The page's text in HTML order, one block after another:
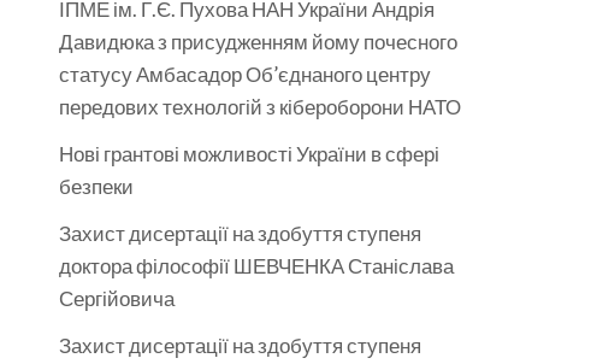
ІПМЕ ім. Г.Є. Пухова НАН України Андрія
Давидюка з присудженням йому почесного
статусу Амбасадор Об’єднаного центру
передових технологій з кібероборони НАТО
Нові грантові можливості України в сфері
безпеки
Захист дисертації на здобуття ступеня
доктора філософії ШЕВЧЕНКА Станіслава
Сергійовича
Захист дисертації на здобуття ступеня